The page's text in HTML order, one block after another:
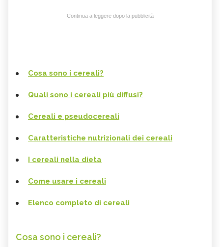
Continua a leggere dopo la pubblicità
Cosa sono i cereali?
Quali sono i cereali più diffusi?
Cereali e pseudocereali
Caratteristiche nutrizionali dei cereali
I cereali nella dieta
Come usare i cereali
Elenco completo di cereali
Cosa sono i cereali?